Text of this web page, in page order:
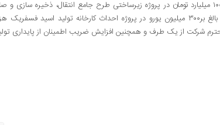
شایان ذکر است تاکنون بالغ بر ۱۰۰۰ میلیارد تومان در پروژه زیرساختی طرح جامع انتقال،
هزینه گردیده است و مقرر است بالغ بر۳۰۰ میلیون یورو در پروژه احداث کارخانه تولید
شرکت از یک طرف و همچنین افزایش ضریب اطمینان از پایداری